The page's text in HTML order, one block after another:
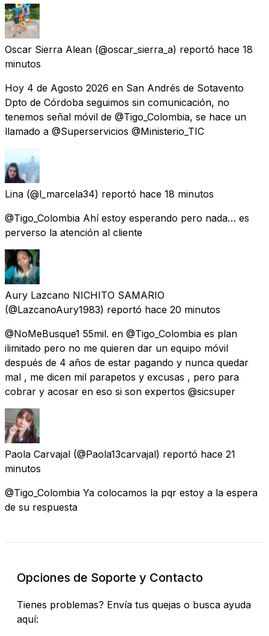
Oscar Sierra Alean (@oscar_sierra_a) reportó hace 18
minutos
Hoy 4 de Agosto 2026 en San Andrés de Sotavento
Dpto de Córdoba seguimos sin comunicación, no
tenemos señal móvil de @Tigo_Colombia, se hace un
llamado a @Superservicios @Ministerio_TIC
Lina (@l_marcela34) reportó hace 18 minutos
@Tigo_Colombia Ahí estoy esperando pero nada… es
perverso la atención al cliente
Aury Lazcano NICHITO SAMARIO
(@LazcanoAury1983) reportó hace 20 minutos
@NoMeBusque1 55mil. en @Tigo_Colombia es plan
ilimitado pero no me quieren dar un equipo móvil
después de 4 años de estar pagando y nunca quedar
mal , me dicen mil parapetos y excusas , pero para
cobrar y acosar en eso si son expertos @sicsuper
Paola Carvajal (@Paola13carvajal) reportó hace 21
minutos
@Tigo_Colombia Ya colocamos la pqr estoy a la espera
de su respuesta
Opciones de Soporte y Contacto
Tienes problemas? Envía tus quejas o busca ayuda
aquí: